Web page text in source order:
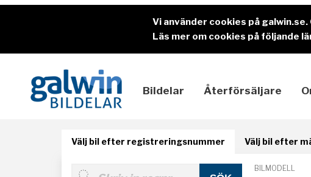
Vi använder cookies på
Läs mer om cookies på följande
Bildelar Återförsäljare
Välj bil efter registreringsnummer Välj bil efter
BILMODELL